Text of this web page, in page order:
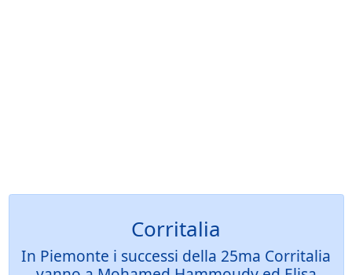
Corritalia
In Piemonte i successi della 25ma Corritalia